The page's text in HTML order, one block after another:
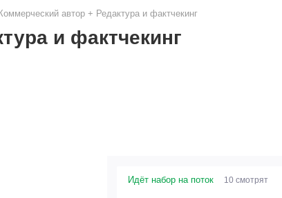
Коммерческий автор + Редактура и фактчекинг
и фактчекинг
Идёт набор на поток 10 смотрят